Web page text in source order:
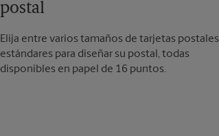
postal
Elija entre varios tamaños de tarjetas postales
estándares para diseñar su postal, todas
disponibles en papel de 16 puntos.